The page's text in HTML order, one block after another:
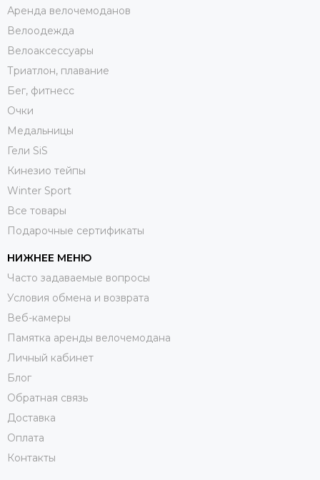
Аренда велочемоданов
Велоодежда
Велоаксессуары
Триатлон, плавание
Бег, фитнесс
Очки
Медальницы
Гели SiS
Кинезио тейпы
Winter Sport
Все товары
Подарочные сертификаты
НИЖНЕЕ МЕНЮ
Часто задаваемые вопросы
Условия обмена и возврата
Веб-камеры
Памятка аренды велочемодана
Личный кабинет
Блог
Обратная связь
Доставка
Оплата
Контакты